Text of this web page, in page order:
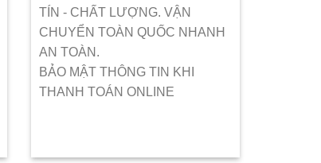
TÍN - CHẤT LƯỢNG. VẬN
CHUYỂN TOÀN QUỐC NHANH
AN TOÀN.
BẢO MẬT THÔNG TIN KHI
THANH TOÁN ONLINE